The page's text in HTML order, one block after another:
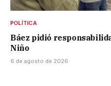
POLÍTICA
Báez pidió
Niño
6 de agosto de 2026